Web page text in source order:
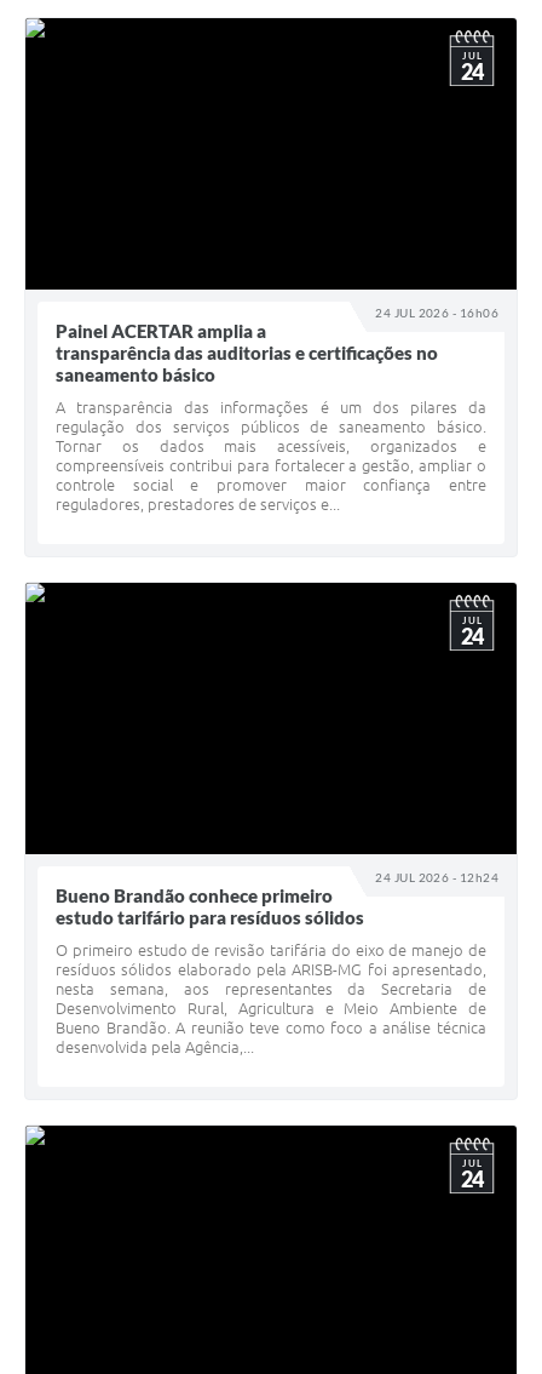
24 JUL 2026 - 16h06
JUL
24
Painel ACERTAR amplia a
transparência das auditorias e certificações no
saneamento básico
A transparência das informações é um dos pilares da
regulação dos serviços públicos de saneamento básico.
Tornar os dados mais acessíveis, organizados e
compreensíveis contribui para fortalecer a gestão, ampliar o
controle social e promover maior confiança entre
reguladores, prestadores de serviços e...
24 JUL 2026 - 12h24
JUL
24
Bueno Brandão conhece primeiro
estudo tarifário para resíduos sólidos
O primeiro estudo de revisão tarifária do eixo de manejo de
resíduos sólidos elaborado pela ARISB-MG foi apresentado,
nesta semana, aos representantes da Secretaria de
Desenvolvimento Rural, Agricultura e Meio Ambiente de
Bueno Brandão. A reunião teve como foco a análise técnica
desenvolvida pela Agência,...
JUL
24